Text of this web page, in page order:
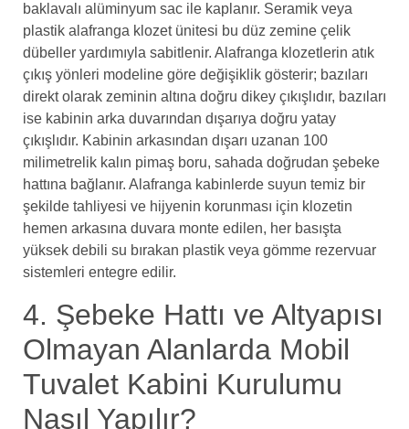
baklavalı alüminyum sac ile kaplanır. Seramik veya
plastik alafranga klozet ünitesi bu düz zemine çelik
dübeller yardımıyla sabitlenir. Alafranga klozetlerin atık
çıkış yönleri modeline göre değişiklik gösterir; bazıları
direkt olarak zeminin altına doğru dikey çıkışlıdır, bazıları
ise kabinin arka duvarından dışarıya doğru yatay
çıkışlıdır. Kabinin arkasından dışarı uzanan 100
milimetrelik kalın pimaş boru, sahada doğrudan şebeke
hattına bağlanır. Alafranga kabinlerde suyun temiz bir
şekilde tahliyesi ve hijyenin korunması için klozetin
hemen arkasına duvara monte edilen, her basışta
yüksek debili su bırakan plastik veya gömme rezervuar
sistemleri entegre edilir.
4. Şebeke Hattı ve Altyapısı
Olmayan Alanlarda Mobil
Tuvalet Kabini Kurulumu
Nasıl Yapılır?